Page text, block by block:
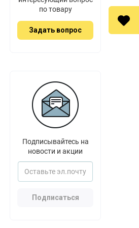
по товару
Задать вопрос
Подписывайтесь на
новости и акции
Подписаться